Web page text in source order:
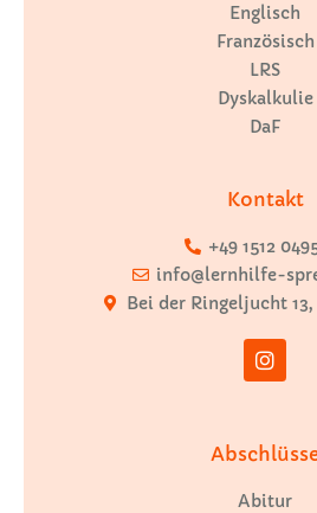
Englisch
Französisch
LRS
Dyskalkulie
DaF
Kontakt
+49 1512
info@lernhilfe-
Bei der Ringeljucht 13,
Abitur